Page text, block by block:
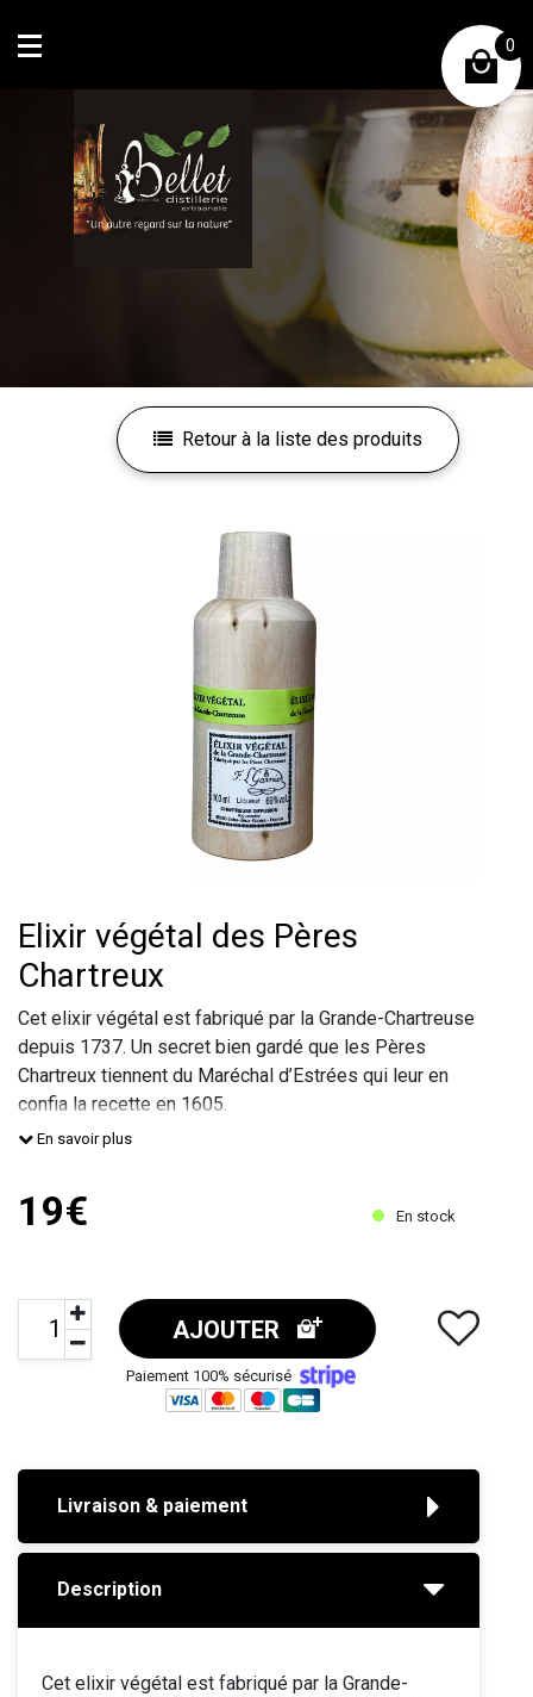
Mes favoris
0
Retour à la liste des produits
Elixir végétal des Pères
Chartreux
Cet elixir végétal est fabriqué par la Grande-Chartreuse
depuis 1737. Un secret bien gardé que les Pères
Chartreux tiennent du Maréchal d’Estrées qui leur en
confia la recette en 1605.
L’Elixir Végétal contient 130 plantes médicinales et
En savoir plus
19€ En stock
AJOUTER
Paiement 100% sécurisé
Livraison & paiement
Description
Cet elixir végétal est fabriqué par la Grande-